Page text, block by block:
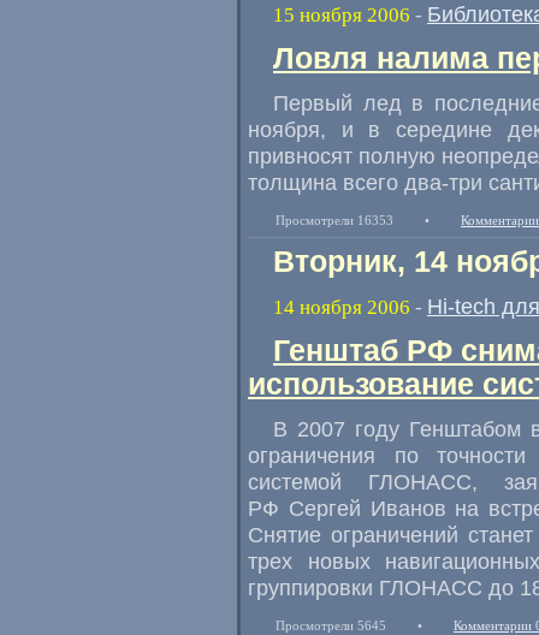
15 ноября 2006 -
Ловля налима
Первый лед в
ноября, и в середине
привносят полную
толщина всего два-три
Просмотрели 16353 •
Вторник, 14
14 ноября 2006 - Hi-tech
Генштаб РФ
использование
В 2007 году Генштабом
ограничения по
системой ГЛОНАСС,
РФ Сергей Иванов на
Снятие ограничений
трех новых
группировки ГЛОНАСС до
Просмотрели 5645 • Комментарии